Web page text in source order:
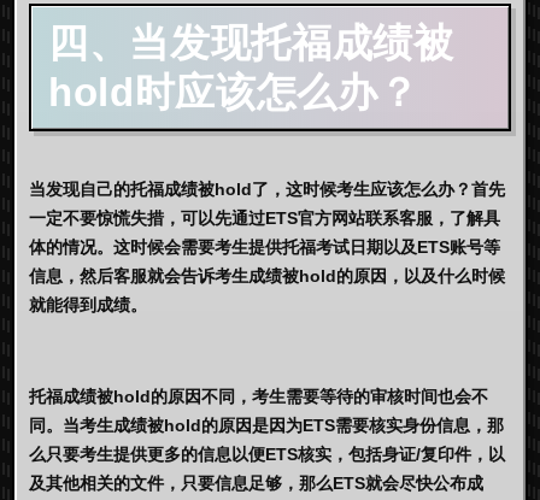
四、当发现托福成绩被
hold时应该怎么办？
当发现自己的托福成绩被hold了，这时候考生应该怎么办？首先
一定不要惊慌失措，可以先通过ETS官方网站联系客服，了解具
体的情况。这时候会需要考生提供托福考试日期以及ETS账号等
信息，然后客服就会告诉考生成绩被hold的原因，以及什么时候
就能得到成绩。
托福成绩被hold的原因不同，考生需要等待的审核时间也会不
同。当考生成绩被hold的原因是因为ETS需要核实身份信息，那
么只要考生提供更多的信息以便ETS核实，包括身证/复印件，以
及其他相关的文件，只要信息足够，那么ETS就会尽快公布成